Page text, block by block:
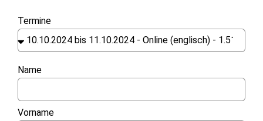
Termine
Name
Vorname